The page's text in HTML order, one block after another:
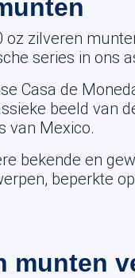
zilveren
series in ons
Casa de
beeld van
van Mexico.
bekende en
beperkte
munten